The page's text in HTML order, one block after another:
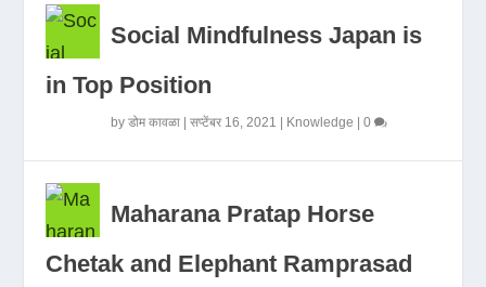
Social Mindfulness Japan is
in Top Position
byडोम कावळा |सप्टेंबर 16, 2021 Knowledge |0
Maharana Pratap Horse
Chetak and Elephant Ramprasad